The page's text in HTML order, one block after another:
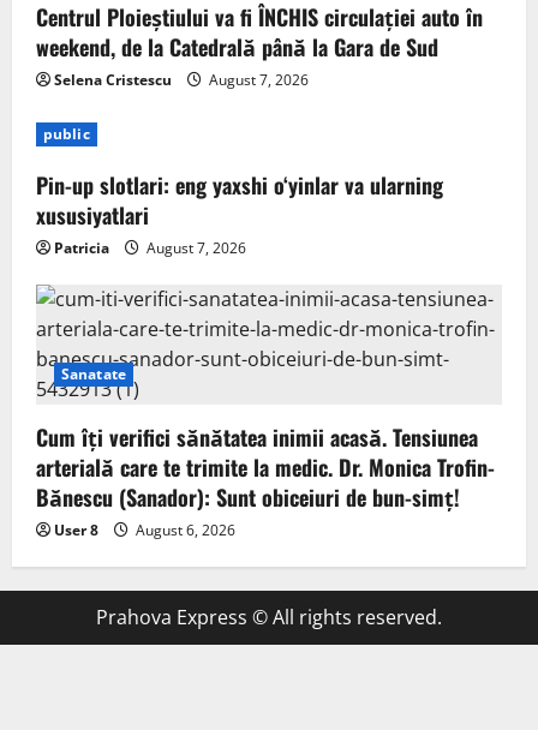
Centrul Ploieștiului va fi ÎNCHIS circulației auto în
weekend, de la Catedrală până la Gara de Sud
Selena Cristescu August 7, 2026
public
Pin-up slotlari: eng yaxshi o‘yinlar va ularning
xususiyatlari
Patricia August 7, 2026
Sanatate
Cum îți verifici sănătatea inimii acasă. Tensiunea
arterială care te trimite la medic. Dr. Monica Trofin-
Bănescu (Sanador): Sunt obiceiuri de bun-simț!
User 8 August 6, 2026
Prahova Express © All rights reserved.